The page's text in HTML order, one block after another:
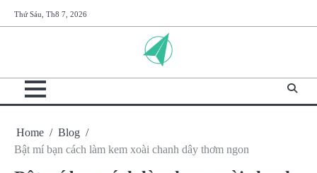
to
Thứ Sáu, Th8 7, 2026
Home
Blog
Bật mí bạn cách làm kem xoài chanh dây thơm ngon